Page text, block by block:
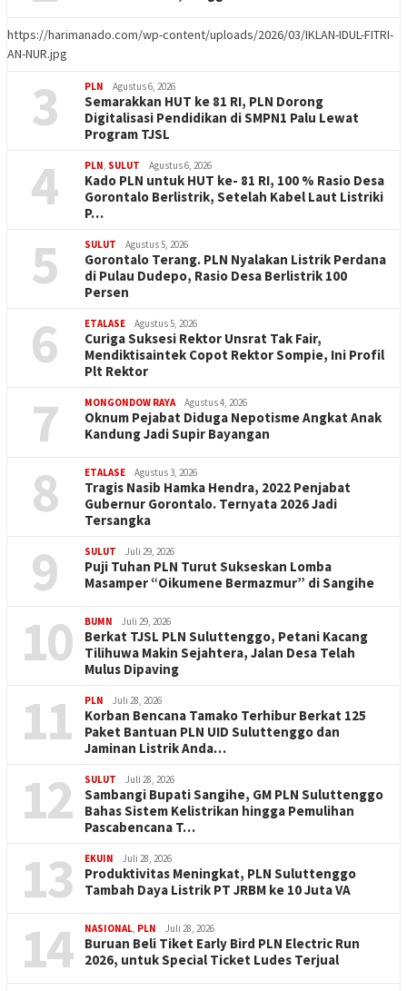
https://harimanado.com/wp-content/uploads/2026/03/IKLAN-IDUL-FITRI-
AN-NUR.jpg
3 PLN Agustus 6, 2026
Semarakkan HUT ke 81 RI, PLN Dorong
Digitalisasi Pendidikan di SMPN1 Palu Lewat
Program TJSL
4 PLN, SULUT Agustus 6, 2026
Kado PLN untuk HUT ke- 81 RI, 100 % Rasio Desa
Gorontalo Berlistrik, Setelah Kabel Laut Listriki
P…
5 SULUT Agustus 5, 2026
Gorontalo Terang. PLN Nyalakan Listrik Perdana
di Pulau Dudepo, Rasio Desa Berlistrik 100
Persen
6 ETALASE Agustus 5, 2026
Curiga Suksesi Rektor Unsrat Tak Fair,
Mendiktisaintek Copot Rektor Sompie, Ini Profil
Plt Rektor
7 MONGONDOW RAYA Agustus 4, 2026
Oknum Pejabat Diduga Nepotisme Angkat Anak
Kandung Jadi Supir Bayangan
8 ETALASE Agustus 3, 2026
Tragis Nasib Hamka Hendra, 2022 Penjabat
Gubernur Gorontalo. Ternyata 2026 Jadi
Tersangka
9 SULUT Juli 29, 2026
Puji Tuhan PLN Turut Sukseskan Lomba
Masamper “Oikumene Bermazmur” di Sangihe
10 BUMN Juli 29, 2026
Berkat TJSL PLN Suluttenggo, Petani Kacang
Tilihuwa Makin Sejahtera, Jalan Desa Telah
Mulus Dipaving
11 PLN Juli 28, 2026
Korban Bencana Tamako Terhibur Berkat 125
Paket Bantuan PLN UID Suluttenggo dan
Jaminan Listrik Anda…
12 SULUT Juli 28, 2026
Sambangi Bupati Sangihe, GM PLN Suluttenggo
Bahas Sistem Kelistrikan hingga Pemulihan
Pascabencana T…
13 EKUIN Juli 28, 2026
Produktivitas Meningkat, PLN Suluttenggo
Tambah Daya Listrik PT JRBM ke 10 Juta VA
14 NASIONAL, PLN Juli 28, 2026
Buruan Beli Tiket Early Bird PLN Electric Run
2026, untuk Special Ticket Ludes Terjual